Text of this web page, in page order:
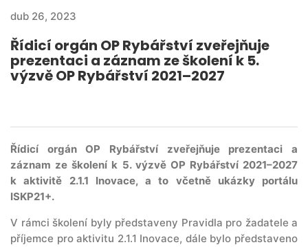
dub 26, 2023
Řídicí orgán OP Rybářství zveřejňuje
prezentaci a záznam ze školení k 5.
výzvě OP Rybářství 2021–2027
Řídicí orgán OP Rybářství zveřejňuje prezentaci a
záznam ze školení k 5. výzvě OP Rybářství 2021–2027
k aktivitě 2.1.1 Inovace, a to včetně ukázky portálu
ISKP21+.
V rámci školení byly představeny Pravidla pro žadatele a
příjemce pro aktivitu 2.1.1 Inovace, dále bylo představeno